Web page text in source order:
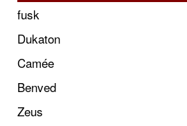
fusk
Dukaton
Camée
Benved
Zeus